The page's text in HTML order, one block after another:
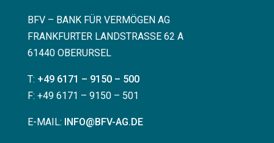
BFV – BANK FÜR VERMÖGEN AG
FRANKFURTER LANDSTRASSE 62 A
61440 OBERURSEL
T: +49 6171 – 9150 – 500
F: +49 6171 – 9150 – 501
E-MAIL: INFO@BFV-AG.DE